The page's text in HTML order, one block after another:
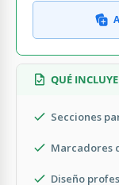
QUÉ INCLUYE
Secciones
Marcadores
Diseño